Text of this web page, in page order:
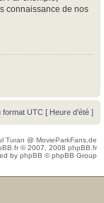
connaissance de nos
format UTC [ Heure d’été ]
Turan @ MovieParkFans.de
© 2007, 2008 phpBB.fr
by phpBB © phpBB Group